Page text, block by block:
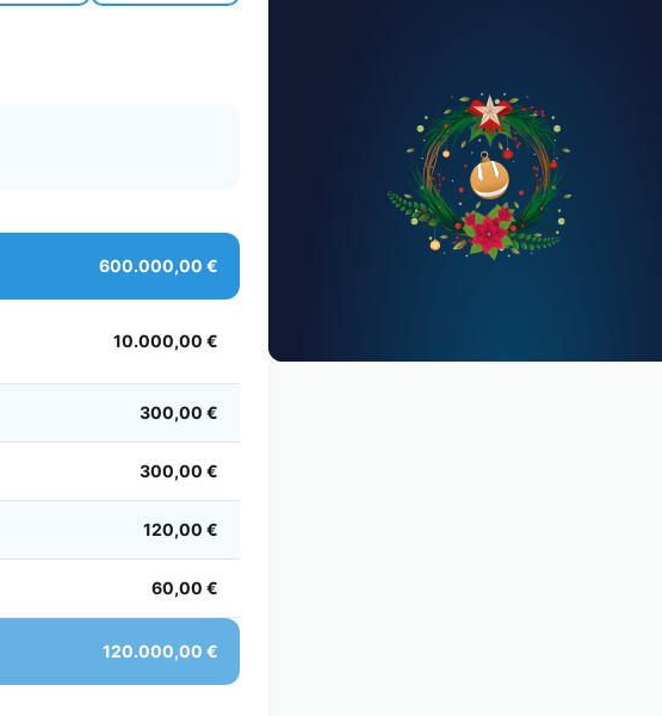
600.000,00 €
10.000,00 €
300,00 €
300,00 €
120,00 €
60,00 €
120.000,00 €
2023 2022
2018 2017 2016 2015
2012 2011 2010 2009
2006 2005 2004 2003